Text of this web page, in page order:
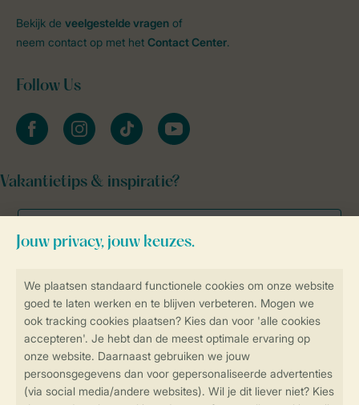
Veilig en snel online boeken
Veilige gegevensoverdracht
Veilige betaling
Bekijk de veelgestelde vragen of
neem contact op met het Contact Center.
Follow Us
facebookinstagramtiktok youtube
Vakantietips & inspiratie?